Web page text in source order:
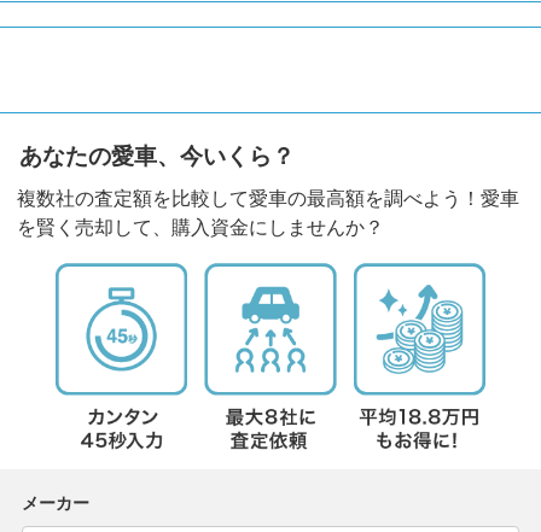
あなたの愛車、今いくら？
複数社の査定額を比較して愛車の最高額を調べよう！愛車
を賢く売却して、購入資金にしませんか？
メーカー